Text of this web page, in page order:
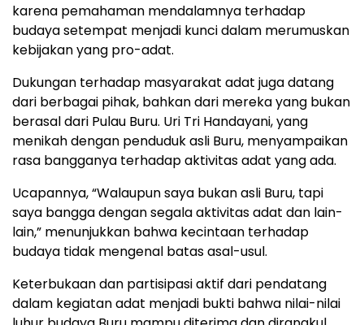
karena pemahaman mendalamnya terhadap
budaya setempat menjadi kunci dalam merumuskan
kebijakan yang pro-adat.
Dukungan terhadap masyarakat adat juga datang
dari berbagai pihak, bahkan dari mereka yang bukan
berasal dari Pulau Buru. Uri Tri Handayani, yang
menikah dengan penduduk asli Buru, menyampaikan
rasa bangganya terhadap aktivitas adat yang ada.
Ucapannya, “Walaupun saya bukan asli Buru, tapi
saya bangga dengan segala aktivitas adat dan lain-
lain,” menunjukkan bahwa kecintaan terhadap
budaya tidak mengenal batas asal-usul.
Keterbukaan dan partisipasi aktif dari pendatang
dalam kegiatan adat menjadi bukti bahwa nilai-nilai